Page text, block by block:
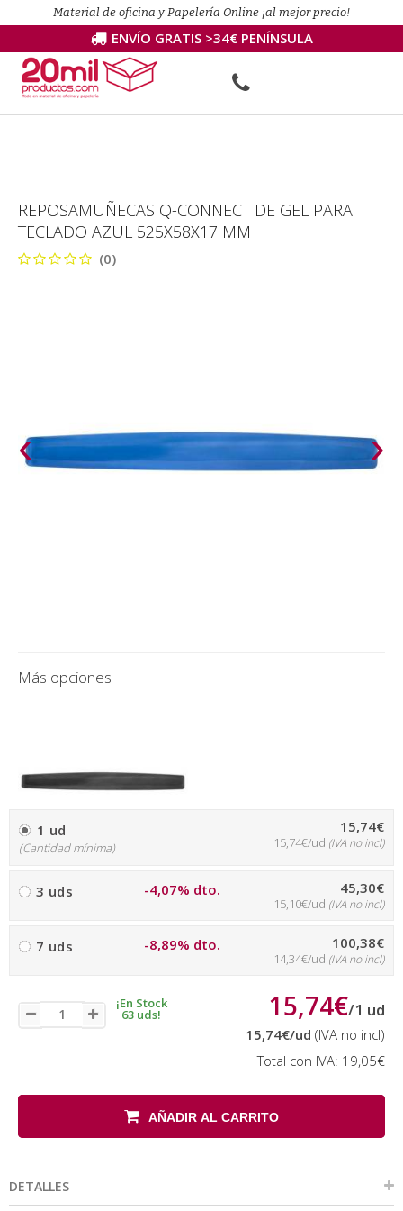
Material de oficina y Papelería Online ¡al mejor precio!
ENVÍO GRATIS >34€ PENÍNSULA
REPOSAMUÑECAS Q-CONNECT DE GEL PARA
TECLADO AZUL 525X58X17 MM
(0)
‹ ›
Más opciones
1 ud
(Cantidad mínima)
15,74€
15,74€/ud (IVA no incl)
3 uds -4,07% dto. 45,30€
15,10€/ud (IVA no incl)
7 uds -8,89% dto. 100,38€
14,34€/ud (IVA no incl)
¡En Stock
63 uds! 15,74€/1 ud
15,74€/ud (IVA no incl)
Total con IVA: 19,05€
AÑADIR AL CARRITO
DETALLES